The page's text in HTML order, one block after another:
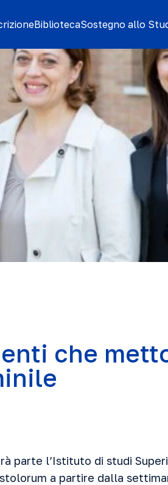
BibliotecaSostegno allo
che
parte l’Istituto di studi
a partire dalla